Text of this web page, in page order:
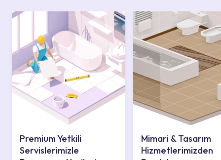
Premium Yetkili
Servislerimizle
Mimari & Tasarım
Hizmetlerimizden